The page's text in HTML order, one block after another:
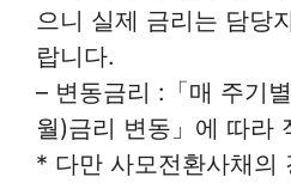
으니 실제 금리는 담당
랍니다.
– 변동금리 :「매 주기
월)금리 변동」에 따라
* 다만 사모전환사채의